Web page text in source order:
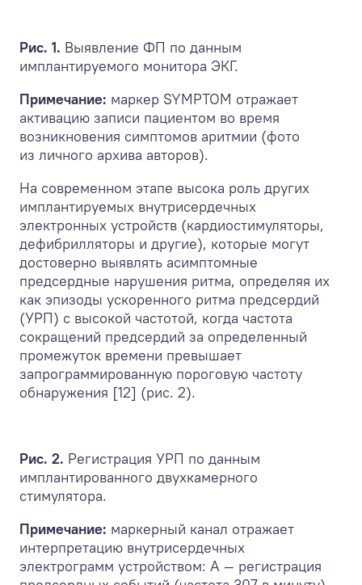
Рис. 1. Выявление ФП по данным
имплантируемого монитора ЭКГ.
Примечание: маркер SYMPTOM отражает
активацию записи пациентом во время
возникновения симптомов аритмии (фото
из личного архива авторов).
На современном этапе высока роль других
имплантируемых внутрисердечных
электронных устройств (кардиостимуляторы,
дефибрилляторы и другие), которые могут
достоверно выявлять асимптомные
предсердные нарушения ритма, определяя их
как эпизоды ускоренного ритма предсердий
(УРП) с высокой частотой, когда частота
сокращений предсердий за определенный
промежуток времени превышает
запрограммированную пороговую частоту
обнаружения [12] (рис. 2).
Рис. 2. Регистрация УРП по данным
имплантированного двухкамерного
стимулятора.
Примечание: маркерный канал отражает
интерпретацию внутрисердечных
электрограмм устройством: А — регистрация